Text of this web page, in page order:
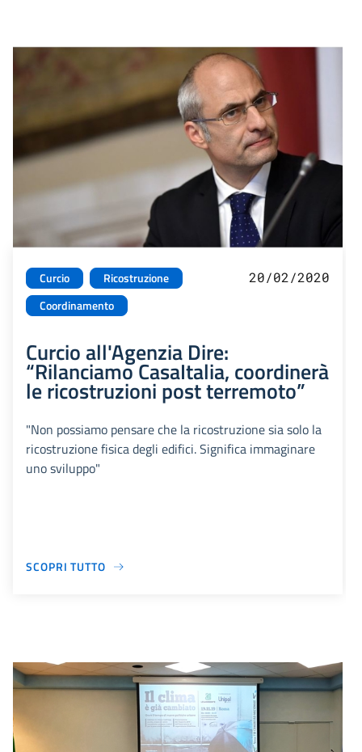
Curcio
Ricostruzione
Coordinamento
20/02/2020
Curcio all'Agenzia Dire:
“Rilanciamo CasaItalia, coordinerà
le ricostruzioni post terremoto”
"Non possiamo pensare che la ricostruzione sia solo la
ricostruzione fisica degli edifici. Significa immaginare
uno sviluppo"
SCOPRI TUTTO